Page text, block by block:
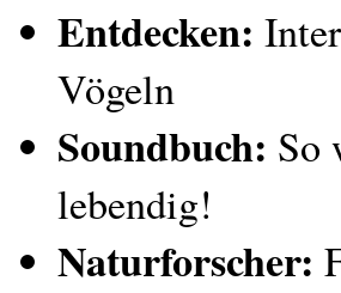
Entdecken:
Vögeln
Soundbuch: So
lebendig!
Naturforscher: